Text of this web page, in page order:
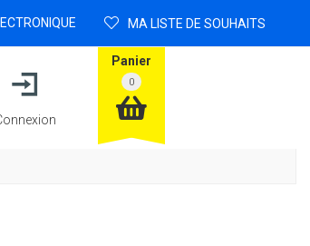
Panier
MA LISTE DE SOUHAITS